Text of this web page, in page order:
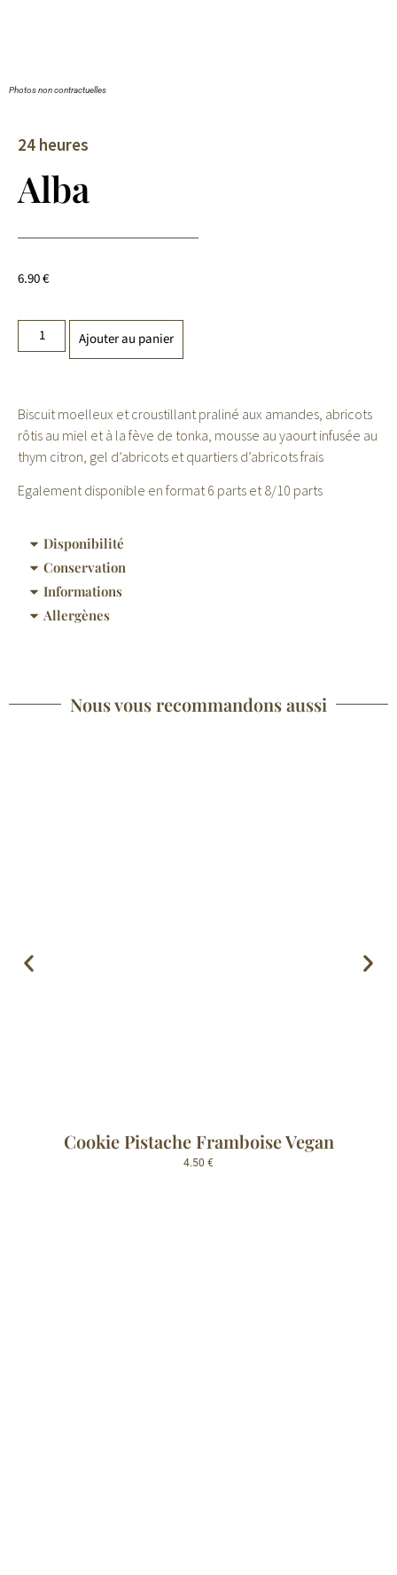
Photos non contractuelles
24 heures
Alba
6.90€
Ajouter au panier
Biscuit moelleux et croustillant praliné aux amandes, abricots
rôtis au miel et à la fève de tonka, mousse au yaourt infusée au
thym citron, gel d’abricots et quartiers d’abricots frais
Egalement disponible en format 6 parts et 8/10 parts
Disponibilité
Conservation
Informations
Allergènes
Nous vous recommandons aussi
Cookie Pistache Framboise Vegan
4.50 €